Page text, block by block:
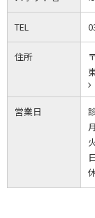
TEL
住所
営業日